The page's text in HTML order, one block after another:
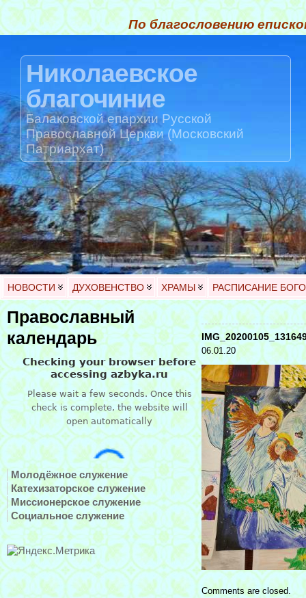
По благословению
Николаевское
благочиние
Балаковской епархии Русской
Православной Церкви (Московский
Патриархат)
НОВОСТИ ДУХОВЕНСТВО ХРАМЫ РАСПИСАНИЕ
Православный
календарь
Молодёжное служение
Катехизаторское служение
Миссионерское служение
Социальное служение
06.01.20
Comments are closed.